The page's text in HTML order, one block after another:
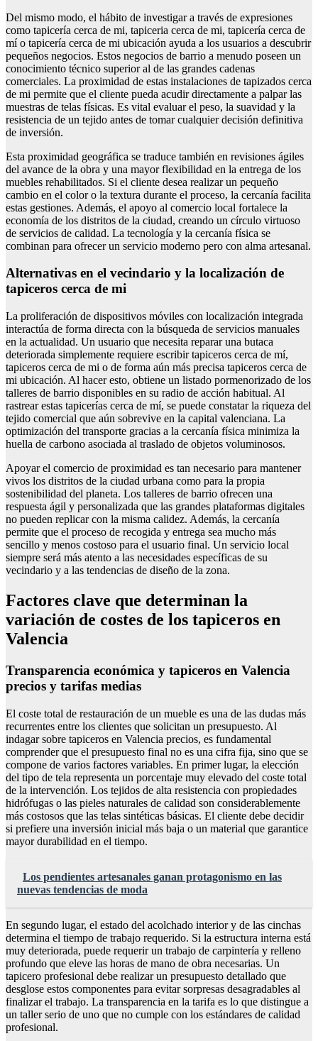
Del mismo modo, el hábito de investigar a través de expresiones
como tapicería cerca de mi, tapiceria cerca de mi, tapicería cerca de
mí o tapicería cerca de mi ubicación ayuda a los usuarios a descubrir
pequeños negocios. Estos negocios de barrio a menudo poseen un
conocimiento técnico superior al de las grandes cadenas
comerciales. La proximidad de estas instalaciones de tapizados cerca
de mi permite que el cliente pueda acudir directamente a palpar las
muestras de telas físicas. Es vital evaluar el peso, la suavidad y la
resistencia de un tejido antes de tomar cualquier decisión definitiva
de inversión.
Esta proximidad geográfica se traduce también en revisiones ágiles
del avance de la obra y una mayor flexibilidad en la entrega de los
muebles rehabilitados. Si el cliente desea realizar un pequeño
cambio en el color o la textura durante el proceso, la cercanía facilita
estas gestiones. Además, el apoyo al comercio local fortalece la
economía de los distritos de la ciudad, creando un círculo virtuoso
de servicios de calidad. La tecnología y la cercanía física se
combinan para ofrecer un servicio moderno pero con alma artesanal.
Alternativas en el vecindario y la localización de
tapiceros cerca de mi
La proliferación de dispositivos móviles con localización integrada
interactúa de forma directa con la búsqueda de servicios manuales
en la actualidad. Un usuario que necesita reparar una butaca
deteriorada simplemente requiere escribir tapiceros cerca de mí,
tapiceros cerca de mi o de forma aún más precisa tapiceros cerca de
mi ubicación. Al hacer esto, obtiene un listado pormenorizado de los
talleres de barrio disponibles en su radio de acción habitual. Al
rastrear estas tapicerías cerca de mí, se puede constatar la riqueza del
tejido comercial que aún sobrevive en la capital valenciana. La
optimización del transporte gracias a la cercanía física minimiza la
huella de carbono asociada al traslado de objetos voluminosos.
Apoyar el comercio de proximidad es tan necesario para mantener
vivos los distritos de la ciudad urbana como para la propia
sostenibilidad del planeta. Los talleres de barrio ofrecen una
respuesta ágil y personalizada que las grandes plataformas digitales
no pueden replicar con la misma calidez. Además, la cercanía
permite que el proceso de recogida y entrega sea mucho más
sencillo y menos costoso para el usuario final. Un servicio local
siempre será más atento a las necesidades específicas de su
vecindario y a las tendencias de diseño de la zona.
Factores clave que determinan la
variación de costes de los tapiceros en
Valencia
Transparencia económica y tapiceros en Valencia
precios y tarifas medias
El coste total de restauración de un mueble es una de las dudas más
recurrentes entre los clientes que solicitan un presupuesto. Al
indagar sobre tapiceros en Valencia precios, es fundamental
comprender que el presupuesto final no es una cifra fija, sino que se
compone de varios factores variables. En primer lugar, la elección
del tipo de tela representa un porcentaje muy elevado del coste total
de la intervención. Los tejidos de alta resistencia con propiedades
hidrófugas o las pieles naturales de calidad son considerablemente
más costosos que las telas sintéticas básicas. El cliente debe decidir
si prefiere una inversión inicial más baja o un material que garantice
mayor durabilidad en el tiempo.
Los pendientes artesanales ganan protagonismo en las
nuevas tendencias de moda
En segundo lugar, el estado del acolchado interior y de las cinchas
determina el tiempo de trabajo requerido. Si la estructura interna está
muy deteriorada, puede requerir un trabajo de carpintería y relleno
profundo que eleve las horas de mano de obra necesarias. Un
tapicero profesional debe realizar un presupuesto detallado que
desglose estos componentes para evitar sorpresas desagradables al
finalizar el trabajo. La transparencia en la tarifa es lo que distingue a
un taller serio de uno que no cumple con los estándares de calidad
profesional.